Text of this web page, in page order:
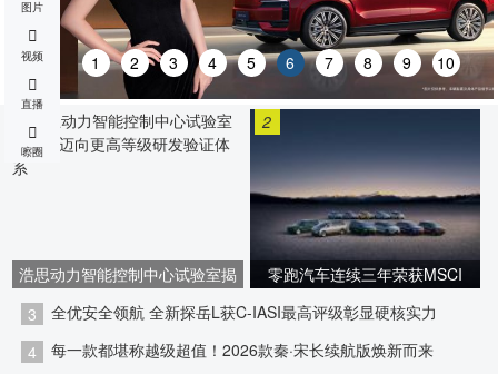
新深蓝开新局！重磅新品全球发布展现新央企担当
每一款都堪称越级超值！2026款秦·宋长续航版焕新而来
BJ40探险家13.49万元起上市，鲁智深扮演者晋松现场拆车
1 2 3 4 5 6 7 8 9 10
1
浩思动力智能控制中心试验室揭
幕，迈向更高等级研发验证体系
2
零跑汽车连续三年荣获MSCI
ESG AA评级 稳居全球汽车行业
3
全优安全领航 全新探岳L获C-IASI最高评级彰显硬核实力
4
每一款都堪称越级超值！2026款秦·宋长续航版焕新而来
图片
视频
直播
嚓圈